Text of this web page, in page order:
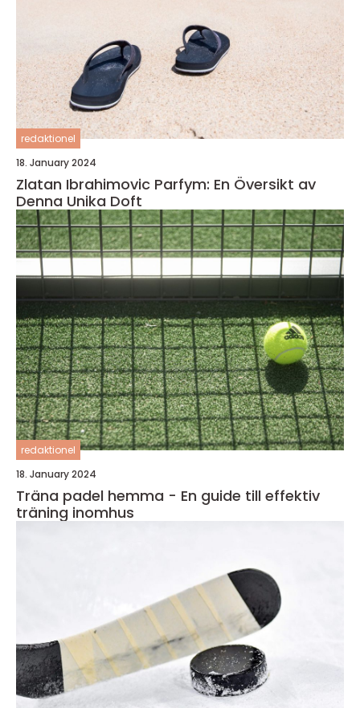
redaktionel
18. January 2024
Zlatan Ibrahimovic Parfym: En Översikt av
Denna Unika Doft
redaktionel
18. January 2024
Träna padel hemma - En guide till effektiv
träning inomhus